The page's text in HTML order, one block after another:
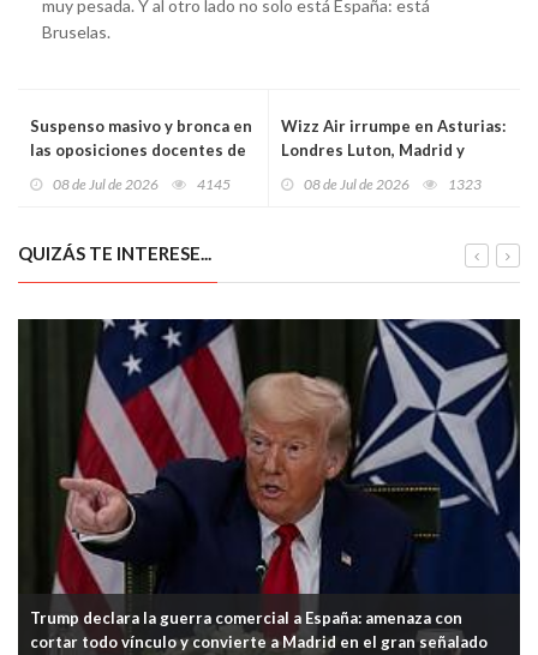
muy pesada. Y al otro lado no solo está España: está
Bruselas.
Suspenso masivo y bronca en
las oposiciones docentes de
08 de Jul de 2026 4145
Wizz Air irrumpe en Asturias:
Londres Luton, Madrid y
08 de Jul de 2026 1323
QUIZÁS TE INTERESE...
Trump declara la guerra comercial a España: amenaza con
cortar todo vínculo y convierte a Madrid en el gran señalado